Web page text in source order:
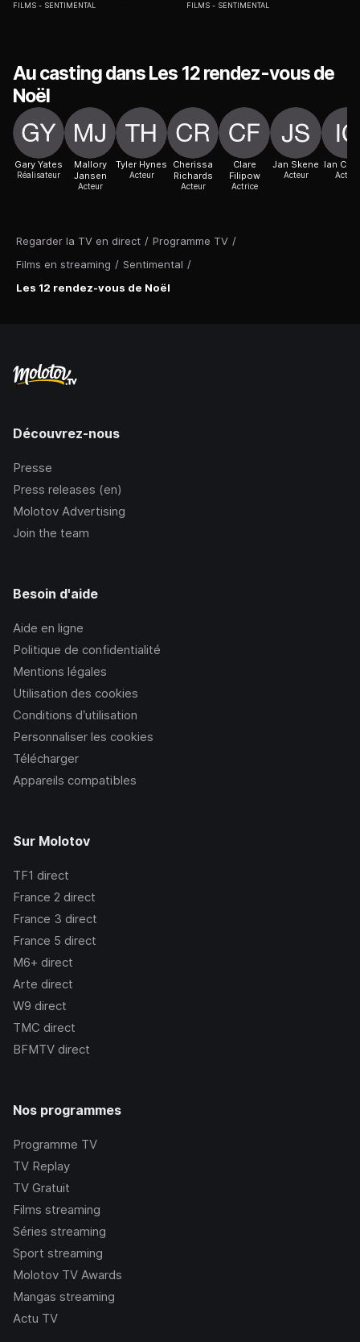
Regarder la TV en direct / Programme TV /
Films en streaming / Sentimental /
Les 12 rendez-vous de Noël
FILMS SENTIMENTAL FILMS SENTIMENTAL
Au casting dans Les 12 rendez-vous de
Noël
Gary Yates
Réalisateur
Mallory
Jansen
Acteur
Tyler Hynes
Acteur
Cherissa
Richards
Acteur
Clare
Filipow
Actrice
Jan Skene
Acteur
Ian
Acteur
Découvrez-nous
Presse
Press releases (en)
Molotov Advertising
Join the team
Besoin d'aide
Aide en ligne
Politique de confidentialité
Mentions légales
Utilisation des cookies
Conditions d’utilisation
Personnaliser les cookies
Télécharger
Appareils compatibles
Sur Molotov
TF1 direct
France 2 direct
France 3 direct
France 5 direct
M6+ direct
Arte direct
W9 direct
TMC direct
BFMTV direct
Nos programmes
Programme TV
TV Replay
TV Gratuit
Films streaming
Séries streaming
Sport streaming
Molotov TV Awards
Mangas streaming
Actu TV